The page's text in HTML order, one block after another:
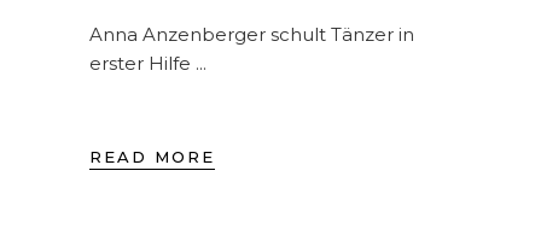
Anna Anzenberger schult Tänzer in
erster Hilfe
READ MORE